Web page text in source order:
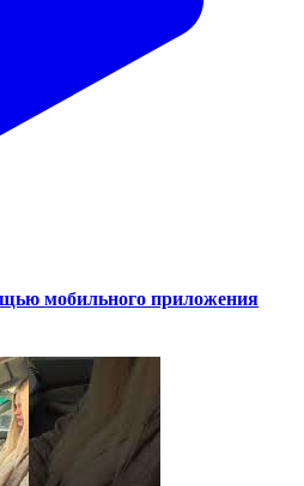
мобильного приложения